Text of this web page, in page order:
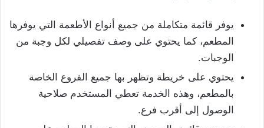
يوفر قائمة متكاملة من جميع أنواع الأطعمة التي يوفرها
المطعم، كما يحتوي على وصف تفصيلي لكل وجبة من
الوجبات.
يحتوي على خريطة وتظهر بها جميع الفروع الخاصة
بالمطعم، وهذه الخدمة تعطي المستخدم صلاحية
الوصول إلى أقرب فرع.